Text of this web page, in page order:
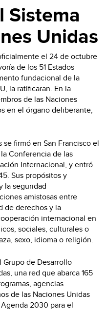
Sistema
Unidas
el 24 de octubre
de los 51 Estados
fundacional de la
la ratificaran. En la
de las Naciones
en el órgano deliberante,
se firmó en San Francisco el
Conferencia de las
Internacional, y entró
Sus propósitos y
la seguridad
amistosas entre
de derechos y la
internacional en
sociales, culturales o
sexo, idioma o religión.
Grupo de Desarrollo
una red que abarca 165
agencias
de las Naciones Unidas
2030 para el